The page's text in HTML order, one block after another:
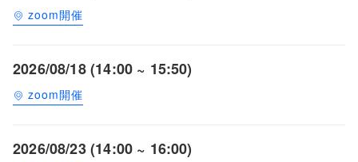
zoom開催
2026/08/18 (14:00 ~ 15:50)
zoom開催
2026/08/23 (14:00 ~ 16:00)